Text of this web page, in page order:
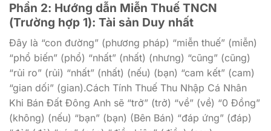
Phần 2: Hướng dẫn Miễn Thuế TNCN
(Trường hợp 1): Tài sản Duy nhất
Đây là “con đường” (phương pháp) “miễn thuế” (miễn)
“phổ biến” (phổ) “nhất” (nhất) (nhưng) “cũng” (cũng)
“rủi ro” (rủi) “nhất” (nhất) (nếu) (bạn) “cam kết” (cam)
“gian dối” (gian).Cách Tính Thuế Thu Nhập Cá Nhân
Khi Bán Đất Đông Anh sẽ “trở” (trở) “về” (về) “0 Đồng”
(không) (nếu) “bạn” (bạn) (Bên Bán) “đáp ứng” (đáp)